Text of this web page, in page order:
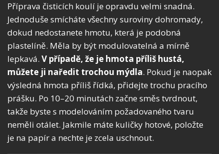
Příprava čisticích koulí je opravdu velmi snadná.
Jednoduše smícháte všechny suroviny dohromady,
dokud nedostanete hmotu, která je podobná
plastelíně. Měla by být modulovatelná a mírně
lepkavá. V případě, že je hmota příliš hustá,
můžete ji naředit trochou mýdla. Pokud je naopak
výsledná hmota příliš řídká, přidejte trochu pracího
prášku. Po 10–20 minutách začne směs tvrdnout,
takže byste s modelováním požadovaného tvaru
neměli otálet. Jakmile máte kuličky hotové, položte
je na papír a nechte je zcela uschnout.